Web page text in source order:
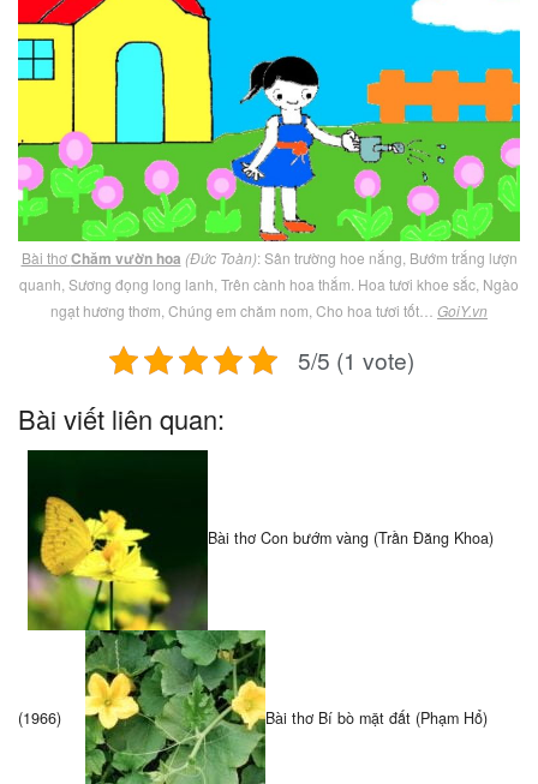
Bài thơChăm vườn hoa (Đức Toàn): Sân trường hoe nắng, Bướm trắng lượn
quanh, Sương đọng long lanh, Trên cành hoa thắm. Hoa tươi khoe sắc, Ngào
ngạt hương thơm, Chúng em chăm nom, Cho hoa tươi tốt… GoiY.vn
5/5 (1 vote)
Bài viết liên quan:
Bài thơ Con bướm vàng (Trần Đăng Khoa)
(1966) Bài thơ Bí bò mặt đất (Phạm Hổ)